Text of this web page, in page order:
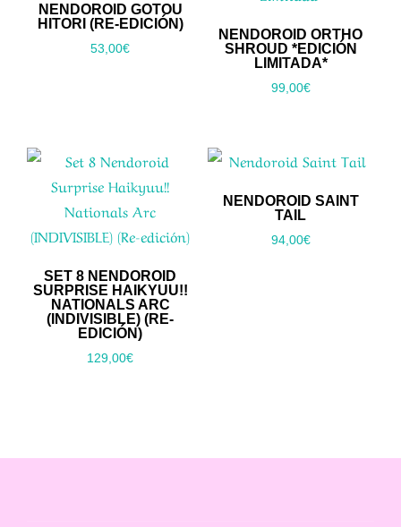
NENDOROID GOTOU
HITORI (RE-EDICIÓN)
53,00€
NENDOROID ORTHO
SHROUD *EDICIÓN
LIMITADA*
99,00€
SET 8 NENDOROID
SURPRISE HAIKYUU!!
NATIONALS ARC
(INDIVISIBLE) (RE-
EDICIÓN)
129,00€
NENDOROID SAINT
TAIL
94,00€